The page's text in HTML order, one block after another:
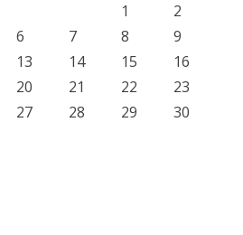
1
2
6 7 8
9
13 14 15
16
20 21 22
23
27 28 29
30